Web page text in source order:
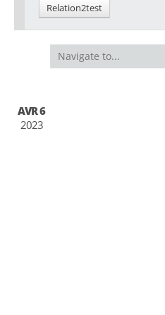
Relation2test
AVR 6
2023